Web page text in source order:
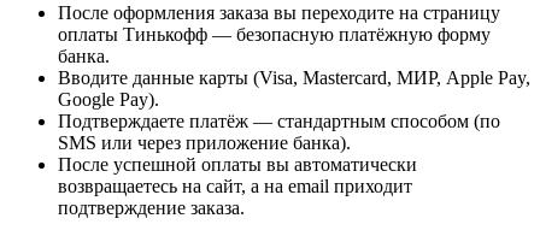
После оформления заказа вы переходите на страницу
оплаты Тинькофф — безопасную платёжную форму
банка.
Вводите данные карты (Visa, Mastercard, МИР, Apple Pay,
Google Pay).
Подтверждаете платёж — стандартным способом (по
SMS или через приложение банка).
После успешной оплаты вы автоматически
возвращаетесь на сайт, а на email приходит
подтверждение заказа.